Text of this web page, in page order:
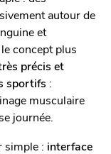
autour de
et
concept plus
précis et
sportifs :
musculaire
journée.
simple : interface